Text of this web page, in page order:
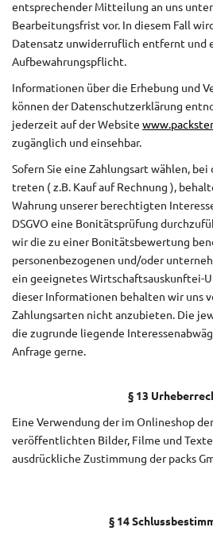
entsprechender Mitteilung an uns
Bearbeitungsfrist vor. In diesem Fall
Datensatz unwiderruflich entfernt und
Aufbewahrungspflicht.
Informationen über die Erhebung und
können der Datenschutzerklärung
jederzeit auf der Website
zugänglich und einsehbar.
Sofern Sie eine Zahlungsart wählen,
treten ( z.B. Kauf auf Rechnung ),
Wahrung unserer berechtigten
DSGVO eine Bonitätsprüfung
wir die zu einer Bonitätsbewertung
personenbezogenen und/oder
ein geeignetes Wirtschaftsauskunftei-
dieser Informationen behalten wir uns
Zahlungsarten nicht anzubieten. Die
die zugrunde liegende
Anfrage gerne.
§ 13
Eine Verwendung der im Onlineshop
veröffentlichten Bilder, Filme und
ausdrückliche Zustimmung der packs
§ 14